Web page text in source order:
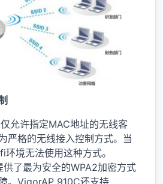
允许指定MAC地址的无线客
严格的无线接入控制方式。当
境无法使用这种方式。
了最为安全的WPA2加密方式
。VigorAP 910C还支持